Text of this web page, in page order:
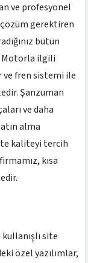
ve profesyonel
gerektiren
bütün
Motorla ilgili
fren sistemi ile
Şanzuman
ve daha
alma
kaliteyi tercih
kısa
site
özel yazılımlar,